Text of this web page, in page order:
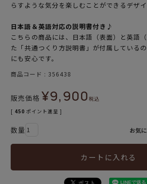
らすような気分を楽しむことができるデザイ
日本語＆英語対応の説明書付き♪
こちらの商品には、日本語（表面）と英語
た「共通つくり方説明書」が付属している
にも安心です。
商品コード 356438
販売価格 ¥9,900税込
[ 450 ポイント進呈 ]
お気
カートに入れる